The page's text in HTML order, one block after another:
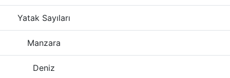
Yatak Sayıları
Manzara
Deniz